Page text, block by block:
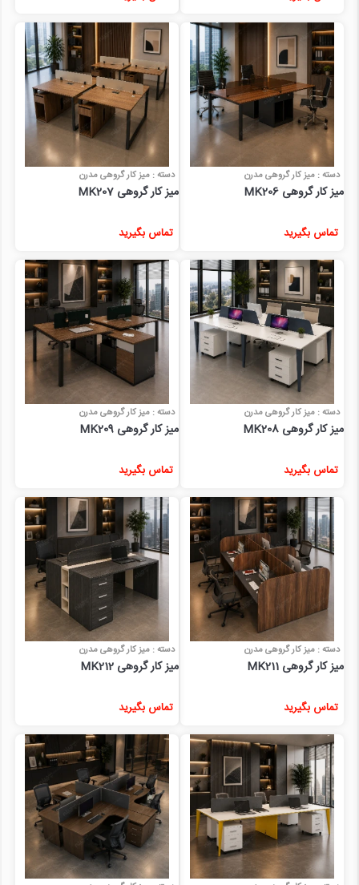
دسته : میز کار گروهی مدرن
میز کار گروهی MK206
تماس بگیرید
دسته : میز کار گروهی مدرن
میز کار گروهی MK207
تماس بگیرید
دسته : میز کار گروهی مدرن
میز کار گروهی MK208
تماس بگیرید
دسته : میز کار گروهی مدرن
میز کار گروهی MK209
تماس بگیرید
دسته : میز کار گروهی مدرن
میز کار گروهی MK211
تماس بگیرید
دسته : میز کار گروهی مدرن
میز کار گروهی MK212
تماس بگیرید